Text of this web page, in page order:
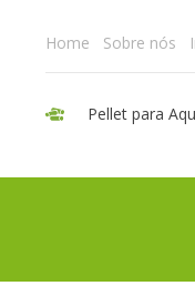
Home Sobre nós
Pellet para